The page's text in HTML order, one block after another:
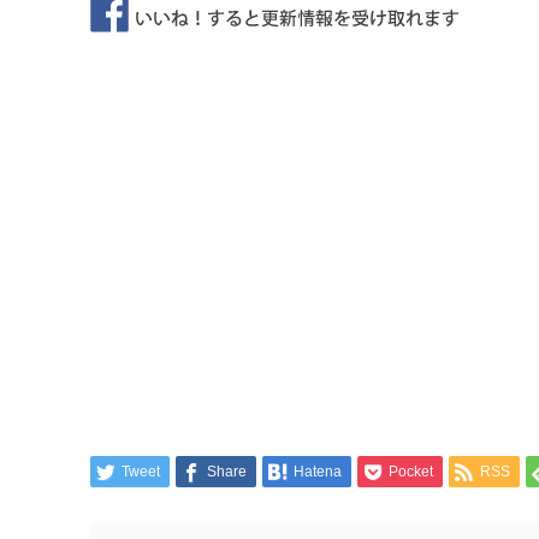
Tweet Share Hatena Pocket RSS